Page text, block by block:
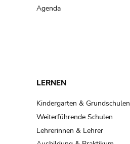
Agenda
LERNEN
Kindergarten & Grundschulen
Weiterführende Schulen
Lehrerinnen & Lehrer